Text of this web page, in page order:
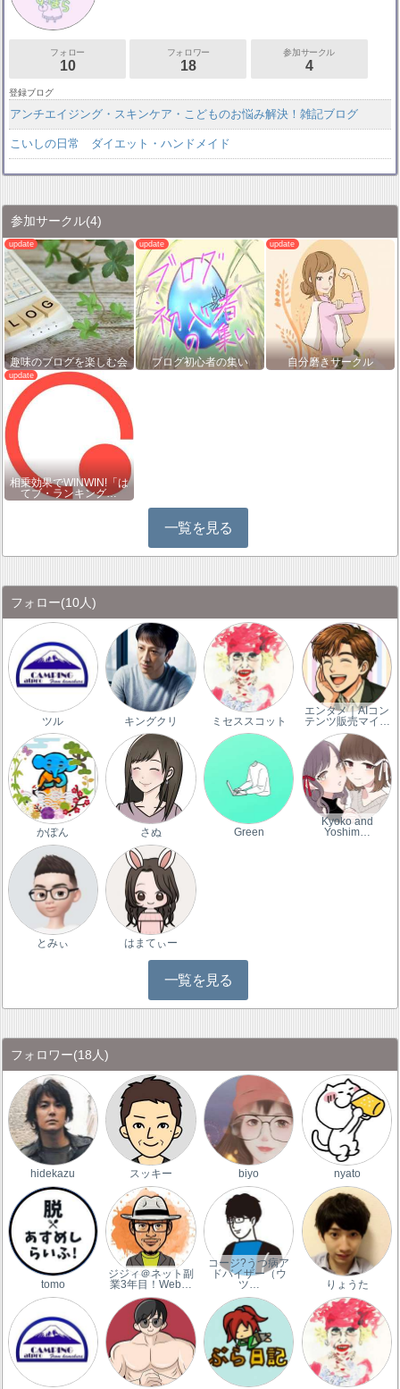
フォロー
10
フォロワー
18
参加サークル
4
登録ブログ
アンチエイジング・スキンケア・こどものお悩み解決！雑記ブログ
こいしの日常 ダイエット・ハンドメイド
参加サークル(4)
趣味のブログを楽しむ会 ブログ初心者の集い 自分磨きサークル
相乗効果でWINWIN!「は
てブ・ランキング…
一覧を見る
フォロー(10人)
ツル キングクリ ミセススコット
エンタメ｜AIコン
テンツ販売マイ…
かぽん さぬ Green
Kyoko and
Yoshim…
とみぃ はまてぃー
一覧を見る
フォロワー(18人)
hidekazu スッキー biyo nyato
tomo
ジジィ＠ネット副
業3年目！Web…
コージ?うつ病ア
ドバイザー（ウ
ツ…
りょうた